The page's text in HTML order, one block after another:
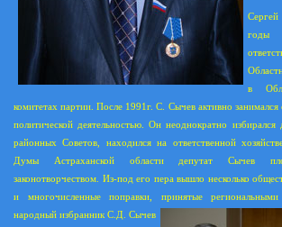
годы
в
комитетах партии. После 1991г. С. Сычев активно
политической деятельностью. Он неоднократно избирался
районных Советов, находился на ответственной
Думы Астраханской области депутат Сычев
законотворчеством. Из-под его пера вышло несколько
и многочисленные поправки, принятыерегиональными
народный избранник С.Д. Сычев